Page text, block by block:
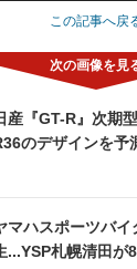
この記事へ戻
産『GT-R』次期
のデザインを予
マハスポーツバ
...YSP札幌清田が